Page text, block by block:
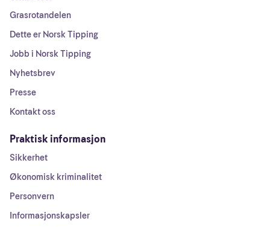
Grasrotandelen
Dette er Norsk Tipping
Jobb i Norsk Tipping
Nyhetsbrev
Presse
Kontakt oss
Praktisk informasjon
Sikkerhet
Økonomisk kriminalitet
Personvern
Informasjonskapsler